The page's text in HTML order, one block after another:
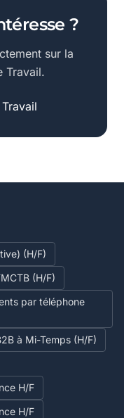
?
sur la
Travail.
(H/F)
(H/F)
par téléphone
à Mi-Temps (H/F)
H/F
H/F